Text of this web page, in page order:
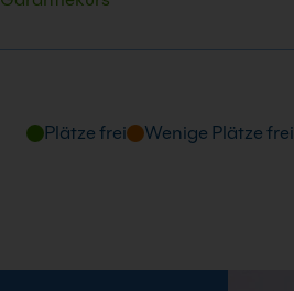
Plätze frei Wenige Plätze frei